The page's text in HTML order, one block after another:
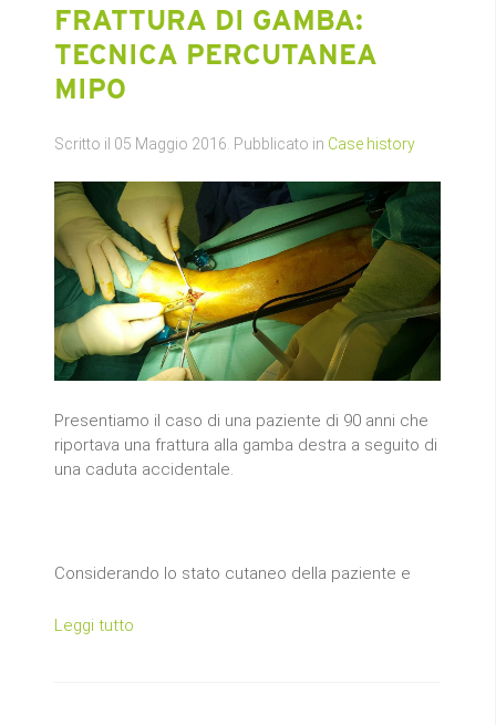
FRATTURA DI GAMBA:
TECNICA PERCUTANEA
MIPO
Scritto il 05 Maggio 2016 . Pubblicato in Case history
Presentiamo il caso di una paziente di 90 anni che
riportava una frattura alla gamba destra a seguito di
una caduta accidentale.
Considerando lo stato cutaneo della paziente e
Leggi tutto